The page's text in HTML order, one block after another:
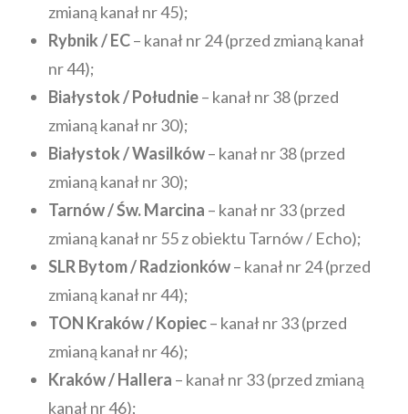
zmianą kanał nr 45);
Rybnik / EC– kanał nr 24 (przed zmianą kanał
nr 44);
Białystok / Południe– kanał nr 38 (przed
zmianą kanał nr 30);
Białystok / Wasilków– kanał nr 38 (przed
zmianą kanał nr 30);
Tarnów / Św. Marcina – kanał nr 33 (przed
zmianą kanał nr 55 z obiektu Tarnów / Echo);
SLR Bytom / Radzionków– kanał nr 24 (przed
zmianą kanał nr 44);
TON Kraków / Kopiec– kanał nr 33 (przed
zmianą kanał nr 46);
Kraków / Hallera – kanał nr 33 (przed zmianą
kanał nr 46);